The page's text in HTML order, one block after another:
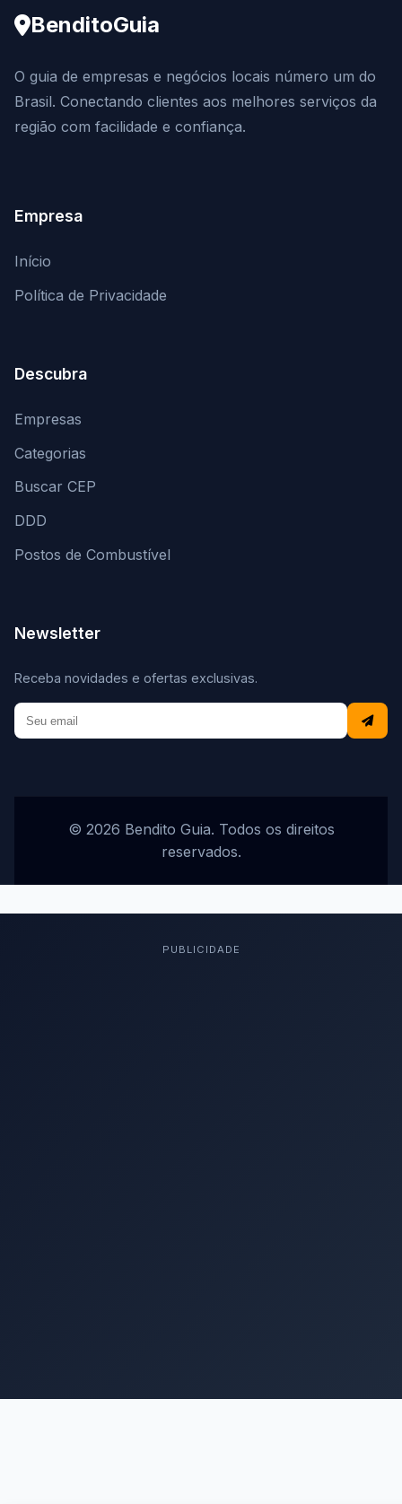
BenditoGuia
O guia de empresas e negócios locais número um do
Brasil. Conectando clientes aos melhores serviços da
região com facilidade e confiança.
Empresa
Início
Política de Privacidade
Descubra
Empresas
Categorias
Buscar CEP
DDD
Postos de Combustível
Newsletter
Receba novidades e ofertas exclusivas.
© 2026 Bendito Guia. Todos os direitos
reservados.